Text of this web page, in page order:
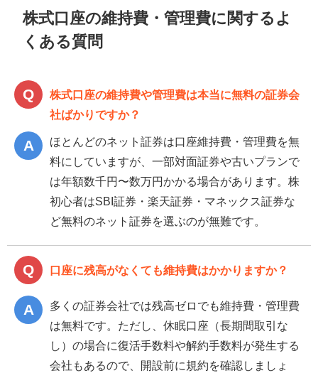
株式口座の維持費・管理費に関するよ
くある質問
株式口座の維持費や管理費は本当に無料の証券会
社ばかりですか？
ほとんどのネット証券は口座維持費・管理費を無
料にしていますが、一部対面証券や古いプランで
は年額数千円〜数万円かかる場合があります。株
初心者はSBI証券・楽天証券・マネックス証券な
ど無料のネット証券を選ぶのが無難です。
口座に残高がなくても維持費はかかりますか？
多くの証券会社では残高ゼロでも維持費・管理費
は無料です。ただし、休眠口座（長期間取引な
し）の場合に復活手数料や解約手数料が発生する
会社もあるので、開設前に規約を確認しましょ